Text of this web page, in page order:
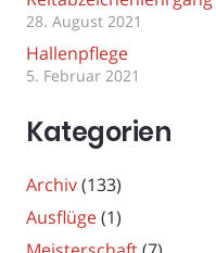
28. August 2021
Hallenpflege
5. Februar 2021
Kategorien
Archiv(133)
Ausflüge(1)